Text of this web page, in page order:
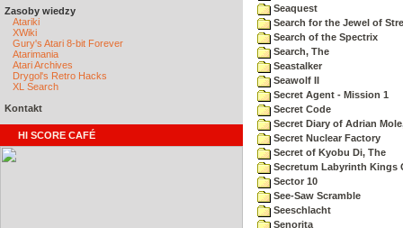
Zasoby wiedzy
Atariki
XWiki
Gury's Atari 8-bit Forever
Atarimania
Atari Archives
Drygol's Retro Hacks
XL Search
Kontakt
HI SCORE CAFÉ
Seaquest
Search for the Jewel of
Search of the Spectrix
Search, The
Seastalker
Seawolf II
Secret Agent - Mission 1
Secret Code
Secret Diary of Adrian
Secret Nuclear Factory
Secret of Kyobu Di, The
Secretum Labyrinth Kings
Sector 10
See-Saw Scramble
Seeschlacht
Senorita